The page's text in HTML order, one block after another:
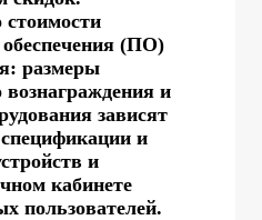
(ПО)
размеры
вознаграждения и
зависят
и
и
кабинете
пользователей.